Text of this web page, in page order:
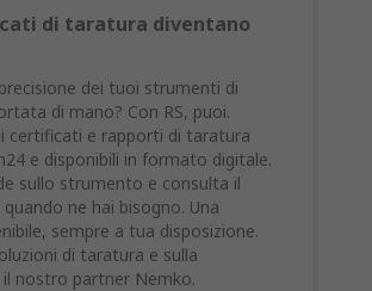
di taratura diventano
dei tuoi strumenti di
di mano? Con RS, puoi.
certificati e rapporti di taratura
e disponibili in formato digitale.
sullo strumento e consulta il
ne hai bisogno. Una
sempre a tua disposizione.
di taratura e sulla
nostro partner Nemko.